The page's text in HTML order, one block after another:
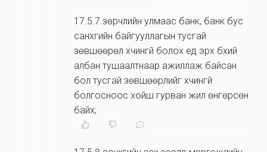
17.5.7.зөрчлийн улмаас банк, банк бус
санхүүгийн байгууллагын тусгай
зөвшөөрөл хүчингүй болох үед эрх бүхий
албан тушаалтнаар ажиллаж байсан
бол тусгай зөвшөөрлийг хүчингүй
болгосноос хойш гурван жил өнгөрсөн
байх;